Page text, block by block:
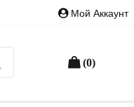
Мой Аккаунт
(0)